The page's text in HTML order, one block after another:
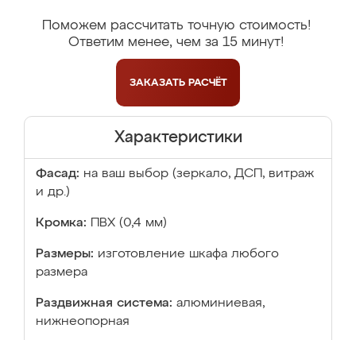
Поможем рассчитать точную стоимость!
Ответим менее, чем за 15 минут!
ЗАКАЗАТЬ РАСЧЁТ
Характеристики
Фасад: на ваш выбор (зеркало, ДСП, витраж
и др.)
Кромка: ПВХ (0,4 мм)
Размеры: изготовление шкафа любого
размера
Раздвижная система: алюминиевая,
нижнеопорная